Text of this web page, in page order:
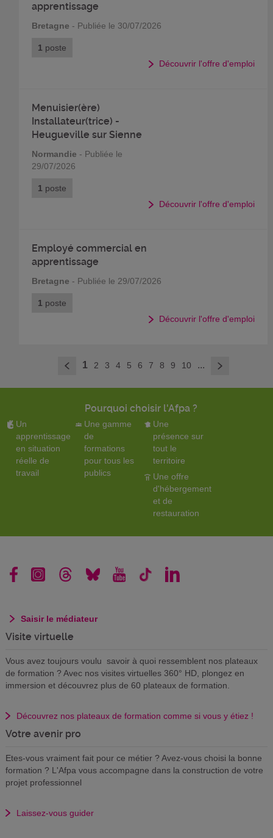
apprentissage
Bretagne - Publiée le 30/07/2026
1 poste
Découvrir l'offre d'emploi
Menuisier(ère)
Installateur(trice) -
Heugueville sur Sienne
Normandie - Publiée le
29/07/2026
1 poste
Découvrir l'offre d'emploi
Employé commercial en
apprentissage
Bretagne - Publiée le 29/07/2026
1 poste
Découvrir l'offre d'emploi
< 1 2 3 4 5 6 7 8 9 10 ... >
Pourquoi choisir l'Afpa ?
Un
apprentissage
en situation
réelle de
travail
Une gamme
de
formations
pour tous les
publics
Une
présence sur
tout le
territoire
Une offre
d'hébergement
et de
restauration
Saisir le médiateur
Visite virtuelle
Vous avez toujours voulu savoir à quoi ressemblent nos plateaux
de formation ? Avec nos visites virtuelles 360° HD, plongez en
immersion et découvrez plus de 60 plateaux de formation.
Découvrez nos plateaux de formation comme si vous y étiez !
Votre avenir pro
Etes-vous vraiment fait pour ce métier ? Avez-vous choisi la bonne
formation ? L'Afpa vous accompagne dans la construction de votre
projet professionnel
Laissez-vous guider